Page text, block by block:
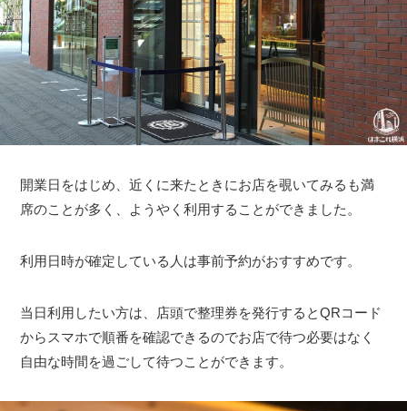
開業日をはじめ、近くに来たときにお店を覗いてみるも満
席のことが多く、ようやく利用することができました。
利用日時が確定している人は事前予約がおすすめです。
当日利用したい方は、店頭で整理券を発行するとQRコード
からスマホで順番を確認できるのでお店で待つ必要はなく
自由な時間を過ごして待つことができます。